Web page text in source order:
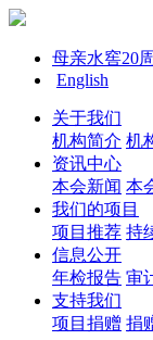
母亲水窖20
English
关于我们
机构简介 机
资讯中心
本会新闻 本
我们的项目
项目推荐 持
信息公开
年检报告 审
支持我们
项目捐赠 捐